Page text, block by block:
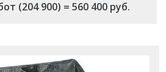
(204 900) = 560 400 руб.